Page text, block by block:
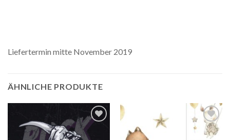
Liefertermin mitte November 2019
ÄHNLICHE PRODUKTE
Auf die
Wunschliste
Auf die
Wunschliste